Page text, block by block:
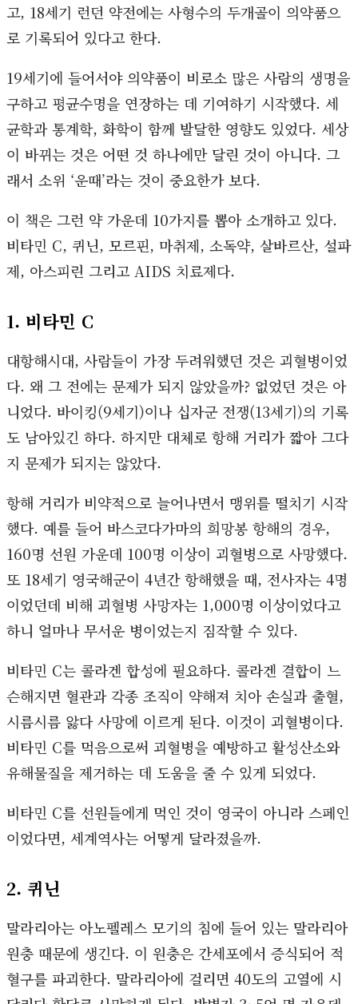
고, 18세기 런던 약전에는 사형수의 두개골이 의약품으
로 기록되어 있다고 한다.
19세기에 들어서야 의약품이 비로소 많은 사람의 생명을
구하고 평균수명을 연장하는 데 기여하기 시작했다. 세
균학과 통계학, 화학이 함께 발달한 영향도 있었다. 세상
이 바뀌는 것은 어떤 것 하나에만 달린 것이 아니다. 그
래서 소위 ‘운때’라는 것이 중요한가 보다.
이 책은 그런 약 가운데 10가지를 뽑아 소개하고 있다.
비타민 C, 퀴닌, 모르핀, 마취제, 소독약, 살바르산, 설파
제, 아스피린 그리고 AIDS 치료제다.
1. 비타민 C
대항해시대, 사람들이 가장 두려워했던 것은 괴혈병이었
다. 왜 그 전에는 문제가 되지 않았을까? 없었던 것은 아
니었다. 바이킹(9세기)이나 십자군 전쟁(13세기)의 기록
도 남아있긴 하다. 하지만 대체로 항해 거리가 짧아 그다
지 문제가 되지는 않았다.
항해 거리가 비약적으로 늘어나면서 맹위를 떨치기 시작
했다. 예를 들어 바스코다가마의 희망봉 항해의 경우,
160명 선원 가운데 100명 이상이 괴혈병으로 사망했다.
또 18세기 영국해군이 4년간 항해했을 때, 전사자는 4명
이었던데 비해 괴혈병 사망자는 1,000명 이상이었다고
하니 얼마나 무서운 병이었는지 짐작할 수 있다.
비타민 C는 콜라겐 합성에 필요하다. 콜라겐 결합이 느
슨해지면 혈관과 각종 조직이 약해져 치아 손실과 출혈,
시름시름 앓다 사망에 이르게 된다. 이것이 괴혈병이다.
비타민 C를 먹음으로써 괴혈병을 예방하고 활성산소와
유해물질을 제거하는 데 도움을 줄 수 있게 되었다.
비타민 C를 선원들에게 먹인 것이 영국이 아니라 스페인
이었다면, 세계역사는 어떻게 달라졌을까.
2. 퀴닌
말라리아는 아노펠레스 모기의 침에 들어 있는 말라리아
원충 때문에 생긴다. 이 원충은 간세포에서 증식되어 적
혈구를 파괴한다. 말라리아에 걸리면 40도의 고열에 시